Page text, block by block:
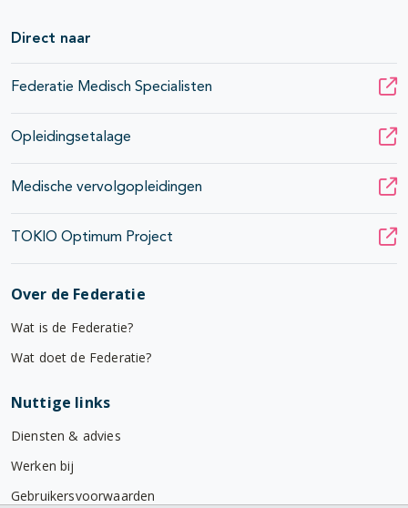
Direct naar
Federatie Medisch Specialisten
Opleidingsetalage
Medische vervolgopleidingen
TOKIO Optimum Project
Over de Federatie
Wat is de Federatie?
Wat doet de Federatie?
Nuttige links
Diensten & advies
Werken bij
Gebruikersvoorwaarden